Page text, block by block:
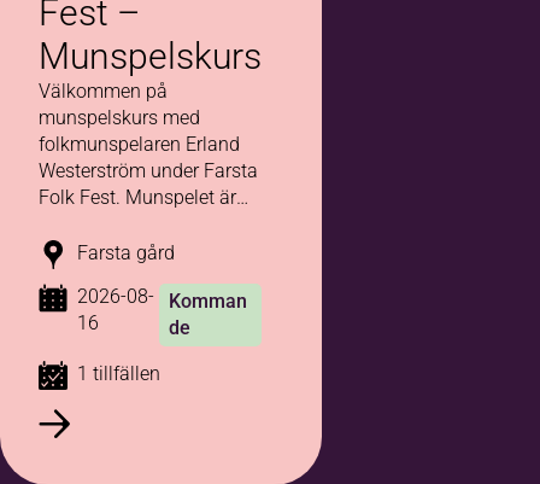
Fest –
Munspelskurs
Välkommen på
munspelskurs med
folkmunspelaren Erland
Westerström under Farsta
Folk Fest. Munspelet är
stora möjligheter!
Farsta gård
2026-08-
16
Komman
de
1 tillfällen